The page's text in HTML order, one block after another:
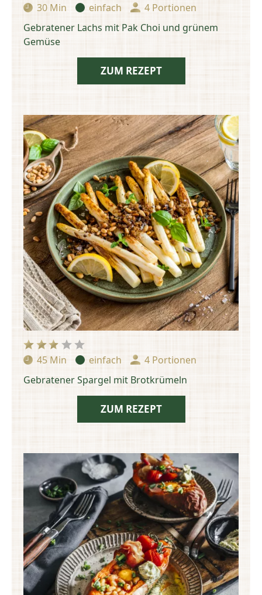
Zubereitungszeit:
30 Min Schwierigkeit:
einfach Portionen:
4 Portionen
Gebratener Lachs mit Pak Choi und grünem
Gemüse
ZUM REZEPT
Zubereitungszeit:
45 Min Schwierigkeit:
einfach Portionen:
4 Portionen
Gebratener Spargel mit Brotkrümeln
ZUM REZEPT